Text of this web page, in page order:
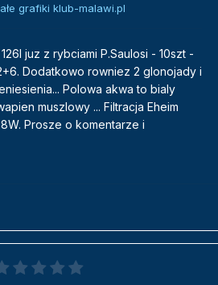
grafiki klub-malawi.pl
juz z rybciami P.Saulosi - 10szt -
Dodatkowo rowniez 2 glonojady i
Polowa akwa to bialy
muszlowy ... Filtracja Eheim
Prosze o komentarze i